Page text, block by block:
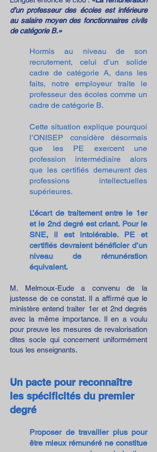
d’un professeur des écoles est inférieure
au salaire moyen des fonctionnaires civils
de catégorie B.»
Hormis au niveau de son
recrutement, celui d’un solide
cadre de catégorie A, dans les
faits, notre employeur traite le
professeur des écoles comme un
cadre de catégorie B.
Cette situation explique pourquoi
l’ONISEP considère désormais
que les PE exercent une
profession intermédiaire alors
que les certifiés demeurent des
professions intellectuelles
supérieures.
L’écart de traitement entre le 1er
et le 2nd degré est criant. Pour le
SNE, il est intolérable. PE et
certifiés devraient bénéficier d’un
niveau de rémunération
équivalent.
M. Melmoux-Eude a convenu de la
justesse de ce constat. Il a affirmé que le
ministère entend traiter 1er et 2nd degrés
avec la même importance. Il en a voulu
pour preuve les mesures de revalorisation
dites socle qui concernent uniformément
tous les enseignants.
Un pacte pour reconnaître
les spécificités du premier
degré
Proposer de travailler plus pour
être mieux rémunéré ne constitue